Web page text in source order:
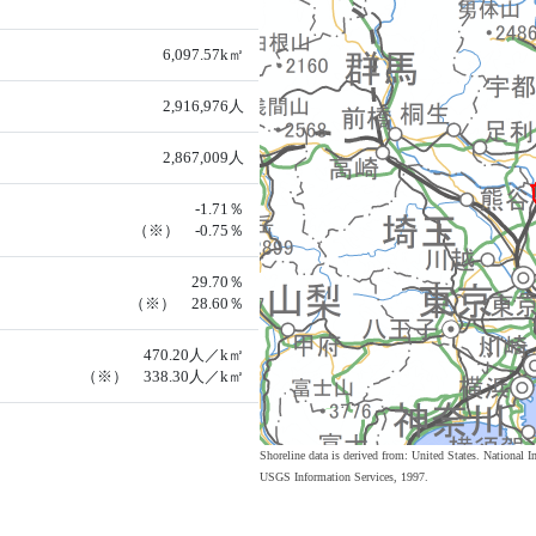
6,097.57k㎡
2,916,976人
2,867,009人
-1.71％
（※） -0.75％
29.70％
（※） 28.60％
470.20人／k㎡
（※） 338.30人／k㎡
Shoreline data is derived from: United States. National
USGS Information Services, 1997.